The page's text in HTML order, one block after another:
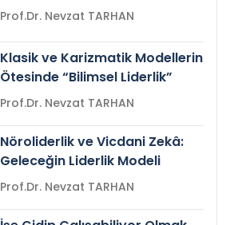
Prof.Dr. Nevzat TARHAN
Klasik ve Karizmatik Modellerin
Ötesinde “Bilimsel Liderlik”
Prof.Dr. Nevzat TARHAN
Nöroliderlik ve Vicdani Zekâ:
Geleceğin Liderlik Modeli
Prof.Dr. Nevzat TARHAN